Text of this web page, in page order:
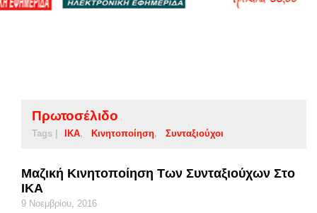
Πρωτοσέλιδο
Tags | ΙΚΑ Κινητοποίηση Συνταξιούχοι
Μαζική Κινητοποίηση Των Συνταξιούχων Στο
ΙΚΑ
9 Νοεμβρίου, 2016